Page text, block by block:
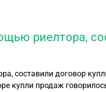
риелтора,
составили договор
купли продаж